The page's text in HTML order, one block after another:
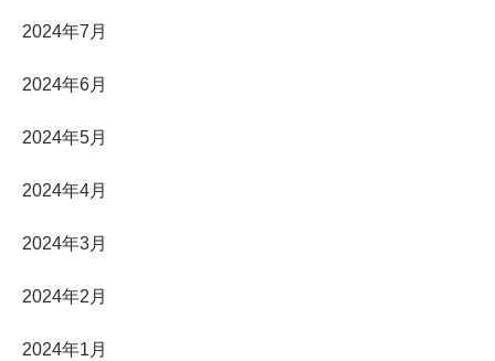
2024年7月
2024年6月
2024年5月
2024年4月
2024年3月
2024年2月
2024年1月